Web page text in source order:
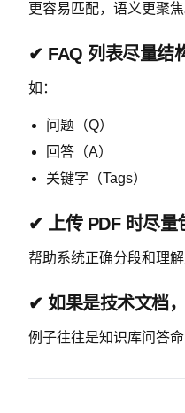
更容易匹配，语义更聚焦
✔ FAQ 列表尽量结
如：
问题（Q）
回答（A）
关键字（Tags）
✔ 上传 PDF 时尽量
帮助系统正确分段和理解
✔ 如果是技术文档
例子往往是知识库问答命